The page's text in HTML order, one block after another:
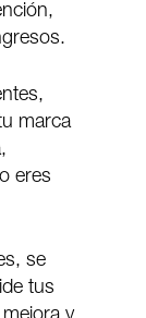
marca
eres
se
tus